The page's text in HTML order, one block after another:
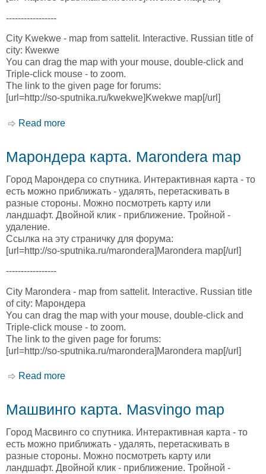
-----------------
City Kwekwe - map from sattelit. Interactive. Russian title of
city: Кwекwе
You can drag the map with your mouse, double-click and
Triple-click mouse - to zoom.
The link to the given page for forums:
[url=http://so-sputnika.ru/kwekwe]Kwekwe map[/url]
Read more
Марондера карта. Marondera map
Город Марондера со спутника. Интерактивная карта - то
есть можно приближать - удалять, перетаскивать в
разные стороны. Можно посмотреть карту или
ландшафт. Двойной клик - приближение. Тройной -
удаление.
Ссылка на эту страничку для форума:
[url=http://so-sputnika.ru/marondera]Marondera map[/url]
-----------------
City Marondera - map from sattelit. Interactive. Russian title
of city: Марондера
You can drag the map with your mouse, double-click and
Triple-click mouse - to zoom.
The link to the given page for forums:
[url=http://so-sputnika.ru/marondera]Marondera map[/url]
Read more
Машвинго карта. Masvingo map
Город Масвинго со спутника. Интерактивная карта - то
есть можно приближать - удалять, перетаскивать в
разные стороны. Можно посмотреть карту или
ландшафт. Двойной клик - приближение. Тройной -